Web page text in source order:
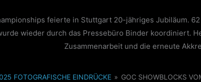
feierte in Stuttgart 20-jähriges Jubiläum.
wieder durch das Pressebüro Binder koordiniert.
Zusammenarbeit und die erneute
FOTOGRAFISCHE EINDRÜCKE » GOC SHOWBLOCKS